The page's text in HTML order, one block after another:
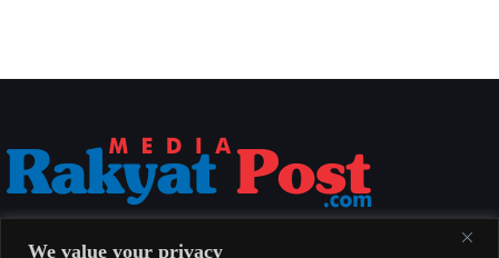
We value your privacy